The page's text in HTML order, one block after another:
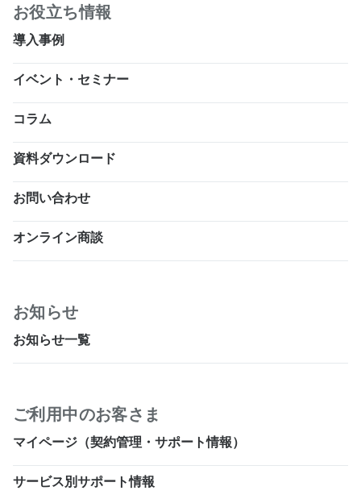
お役立ち情報
導入事例
イベント・セミナー
コラム
資料ダウンロード
お問い合わせ
オンライン商談
お知らせ
お知らせ一覧
ご利用中のお客さま
マイページ（契約管理・サポート情報）
サービス別サポート情報